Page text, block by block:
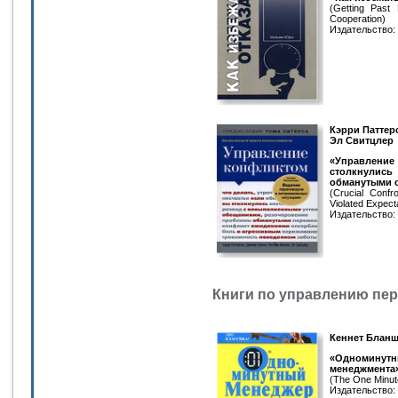
(Getting Past
Cooperation)
Издательство:
Кэрри
Эл Свитцлер
обманутыми
(Crucial
Violated
Книги по управлению
Кеннет
(The One